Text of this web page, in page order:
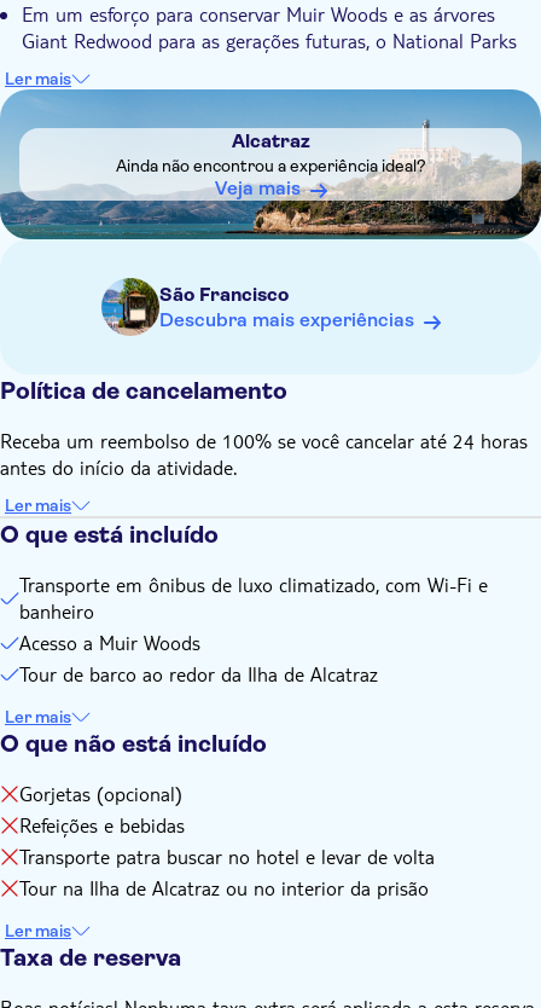
Em um esforço para conservar Muir Woods e as árvores
Giant Redwood para as gerações futuras, o National Parks
Services recentemente restringiu o acesso ao parque a
apenas um número limitado de vagas de estacionamento.
Você precisará entrar em contato com o provedor 72 horas
antes da data do tour para agendar seu horário exato de
O cruzeiro "Escape from the Rock" pela baía dispõe de um
audioguia em 9 idiomas: inglês, espanhol, mandarim,
deve levar seu próprio dispositivo habilitado para Wi-Fi
O cruzeiro "Escape from the Rock" pela baía oferece
embarque gratuito sem horário reservado e saídas
informações da programação sazonal estarão no seu voucher
Ler mais
DSA1Alcatraz
Alcatraz
Ainda não encontrou a experiência ideal?
Veja mais
São Francisco
Descubra mais experiências
Política de cancelamento
Receba um reembolso de 100% se você cancelar até 24 horas
antes do início da atividade.
Ler mais
O que está incluído
Transporte em ônibus de luxo climatizado, com Wi-Fi e
banheiro
Acesso a Muir Woods
Tour de barco ao redor da Ilha de Alcatraz
Ler mais
O que não está incluído
Gorjetas (opcional)
Refeições e bebidas
Transporte patra buscar no hotel e levar de volta
Tour na Ilha de Alcatraz ou no interior da prisão
Ler mais
Taxa de reserva